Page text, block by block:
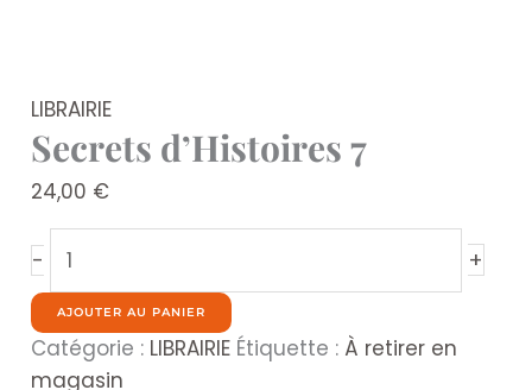
LIBRAIRIE
Secrets d’Histoires 7
24,00 €
-
de
Secrets
d'Histoires
7
+
AJOUTER AU PANIER
Catégorie : LIBRAIRIE Étiquette : À retirer en
magasin